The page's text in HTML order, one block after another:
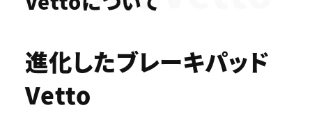
進化したブレーキパッド
Vetto